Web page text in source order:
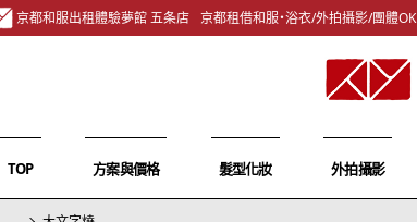
京都和服出租體驗夢館 五条店 京都租借和服・浴衣/外拍攝影/團體OK
TOP 方案與價格 髮型化妝 外拍攝影